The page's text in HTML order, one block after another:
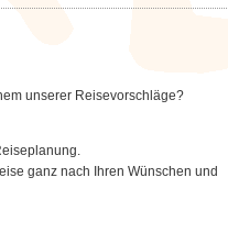
unserer Reisevorschläge?
ganz nach Ihren Wünschen und